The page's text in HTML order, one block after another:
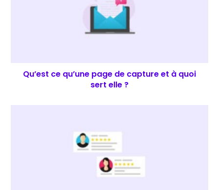
Qu’est ce qu’une page de capture et à quoi
sert elle ?